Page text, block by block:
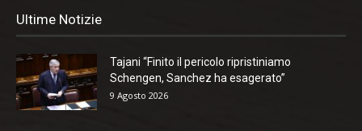
Ultime Notizie
Tajani “Finito il pericolo ripristiniamo
Schengen, Sanchez ha esagerato”
9 Agosto 2026